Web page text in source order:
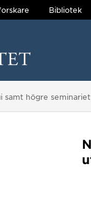
Bibliotek
högre